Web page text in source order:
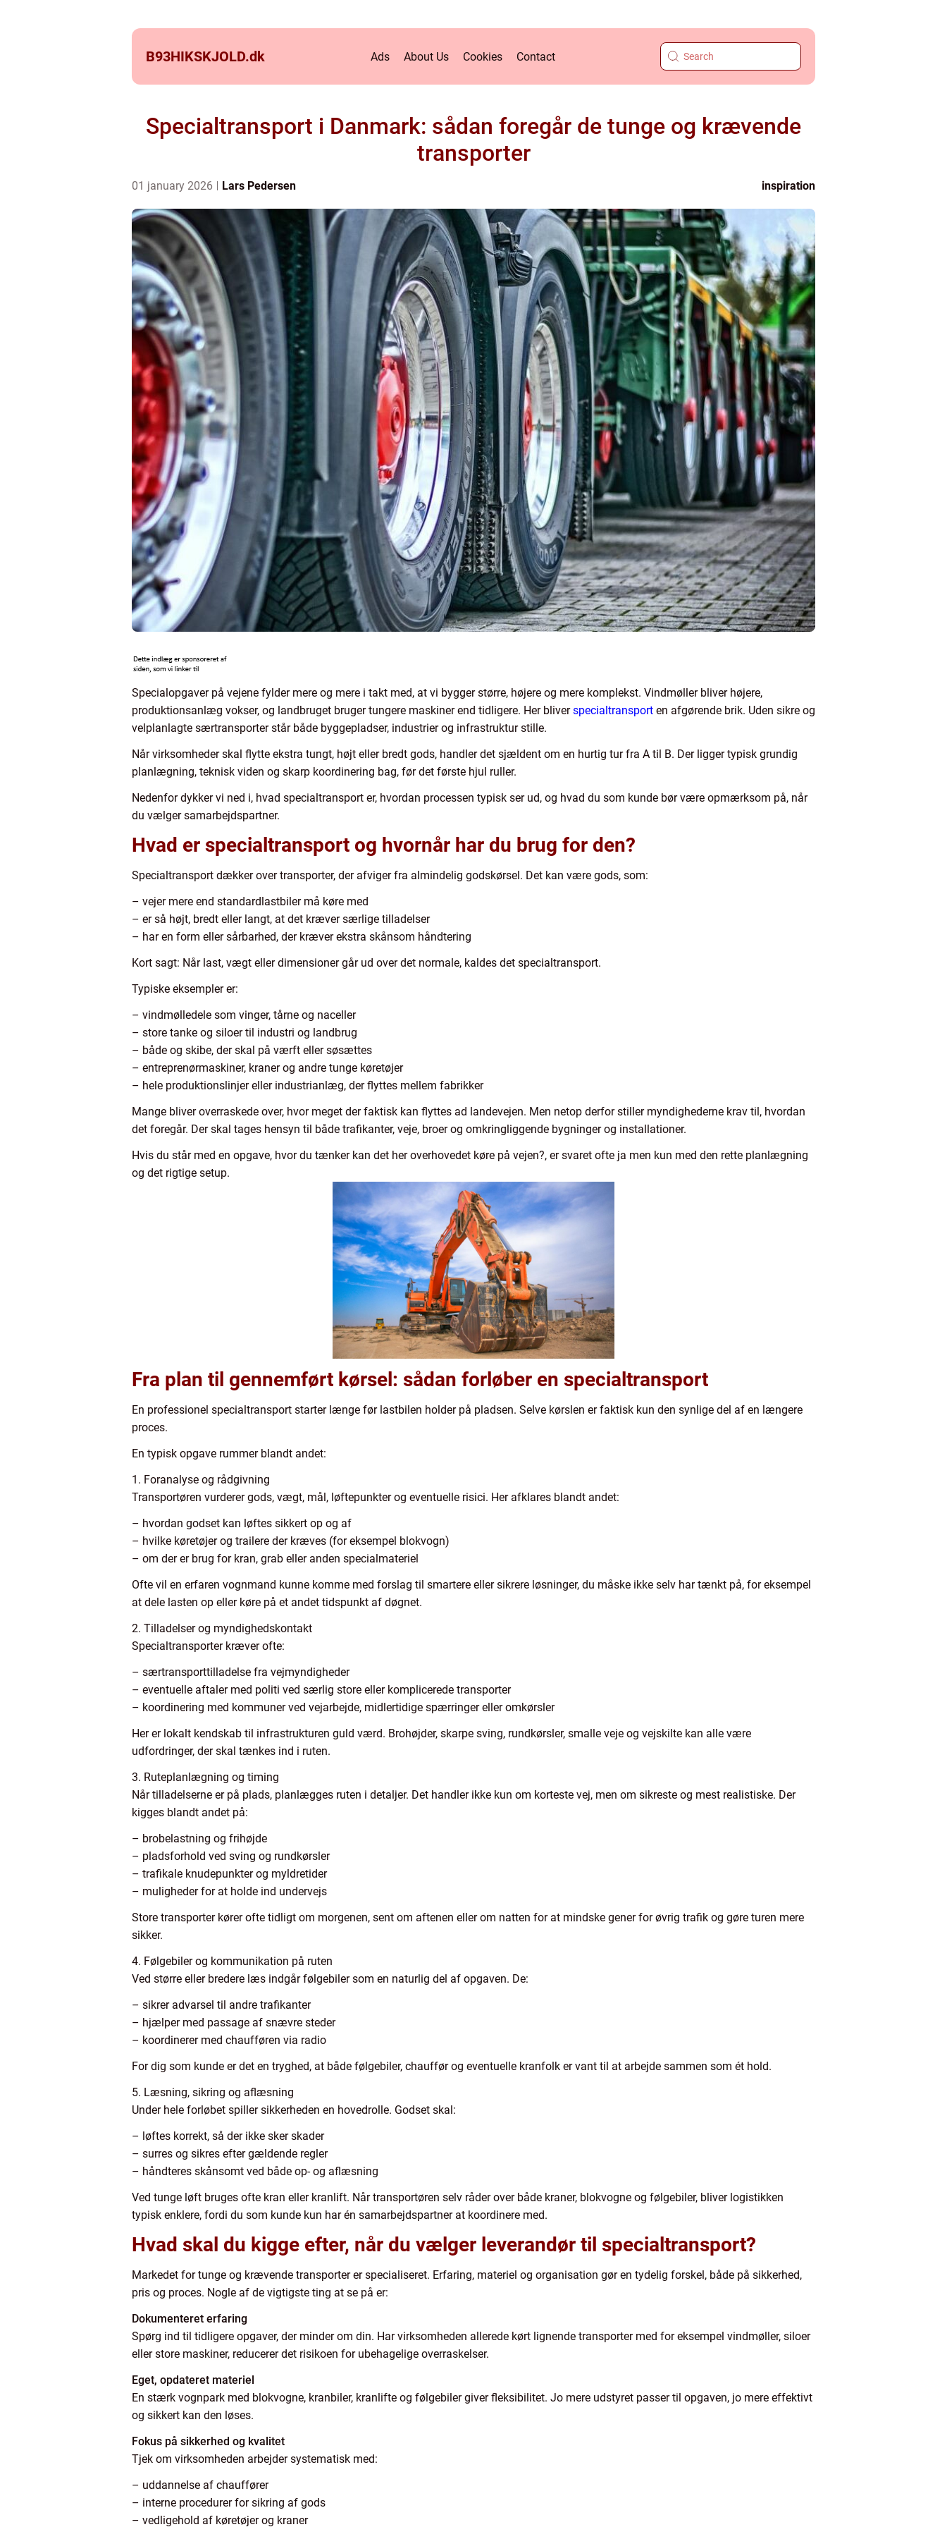
B93HIKSKJOLD.dk Ads About Us Cookies Contact
Specialtransport i Danmark: sådan foregår de tunge og krævende
transporter
01 january 2026 Lars Pedersen inspiration
Specialopgaver på vejene fylder mere og mere i takt med, at vi bygger større, højere og mere komplekst. Vindmøller bliver højere,
produktionsanlæg vokser, og landbruget bruger tungere maskiner end tidligere. Her bliverspecialtransport en afgørende brik. Uden sikre og
velplanlagte særtransporter står både byggepladser, industrier og infrastruktur stille.
Når virksomheder skal flytte ekstra tungt, højt eller bredt gods, handler det sjældent om en hurtig tur fra A til B. Der ligger typisk grundig
planlægning, teknisk viden og skarp koordinering bag, før det første hjul ruller.
Nedenfor dykker vi ned i, hvad specialtransport er, hvordan processen typisk ser ud, og hvad du som kunde bør være opmærksom på, når
du vælger samarbejdspartner.
Hvad er specialtransport og hvornår har du brug for den?
Specialtransport dækker over transporter, der afviger fra almindelig godskørsel. Det kan være gods, som:
– vejer mere end standardlastbiler må køre med
– er så højt, bredt eller langt, at det kræver særlige tilladelser
– har en form eller sårbarhed, der kræver ekstra skånsom håndtering
Kort sagt: Når last, vægt eller dimensioner går ud over det normale, kaldes det specialtransport.
Typiske eksempler er:
– vindmølledele som vinger, tårne og naceller
– store tanke og siloer til industri og landbrug
– både og skibe, der skal på værft eller søsættes
– entreprenørmaskiner, kraner og andre tunge køretøjer
– hele produktionslinjer eller industrianlæg, der flyttes mellem fabrikker
Mange bliver overraskede over, hvor meget der faktisk kan flyttes ad landevejen. Men netop derfor stiller myndighederne krav til, hvordan
det foregår. Der skal tages hensyn til både trafikanter, veje, broer og omkringliggende bygninger og installationer.
Hvis du står med en opgave, hvor du tænker kan det her overhovedet køre på vejen?, er svaret ofte ja men kun med den rette planlægning
og det rigtige setup.
Fra plan til gennemført kørsel: sådan forløber en specialtransport
En professionel specialtransport starter længe før lastbilen holder på pladsen. Selve kørslen er faktisk kun den synlige del af en længere
proces.
En typisk opgave rummer blandt andet:
1. Foranalyse og rådgivning
Transportøren vurderer gods, vægt, mål, løftepunkter og eventuelle risici. Her afklares blandt andet:
– hvordan godset kan løftes sikkert op og af
– hvilke køretøjer og trailere der kræves (for eksempel blokvogn)
– om der er brug for kran, grab eller anden specialmateriel
Ofte vil en erfaren vognmand kunne komme med forslag til smartere eller sikrere løsninger, du måske ikke selv har tænkt på, for eksempel
at dele lasten op eller køre på et andet tidspunkt af døgnet.
2. Tilladelser og myndighedskontakt
Specialtransporter kræver ofte:
– særtransporttilladelse fra vejmyndigheder
– eventuelle aftaler med politi ved særlig store eller komplicerede transporter
– koordinering med kommuner ved vejarbejde, midlertidige spærringer eller omkørsler
Her er lokalt kendskab til infrastrukturen guld værd. Brohøjder, skarpe sving, rundkørsler, smalle veje og vejskilte kan alle være
udfordringer, der skal tænkes ind i ruten.
3. Ruteplanlægning og timing
Når tilladelserne er på plads, planlægges ruten i detaljer. Det handler ikke kun om korteste vej, men om sikreste og mest realistiske. Der
kigges blandt andet på:
– brobelastning og frihøjde
– pladsforhold ved sving og rundkørsler
– trafikale knudepunkter og myldretider
– muligheder for at holde ind undervejs
Store transporter kører ofte tidligt om morgenen, sent om aftenen eller om natten for at mindske gener for øvrig trafik og gøre turen mere
sikker.
4. Følgebiler og kommunikation på ruten
Ved større eller bredere læs indgår følgebiler som en naturlig del af opgaven. De:
– sikrer advarsel til andre trafikanter
– hjælper med passage af snævre steder
– koordinerer med chaufføren via radio
For dig som kunde er det en tryghed, at både følgebiler, chauffør og eventuelle kranfolk er vant til at arbejde sammen som ét hold.
5. Læsning, sikring og aflæsning
Under hele forløbet spiller sikkerheden en hovedrolle. Godset skal:
– løftes korrekt, så der ikke sker skader
– surres og sikres efter gældende regler
– håndteres skånsomt ved både op- og aflæsning
Ved tunge løft bruges ofte kran eller kranlift. Når transportøren selv råder over både kraner, blokvogne og følgebiler, bliver logistikken
typisk enklere, fordi du som kunde kun har én samarbejdspartner at koordinere med.
Hvad skal du kigge efter, når du vælger leverandør til specialtransport?
Markedet for tunge og krævende transporter er specialiseret. Erfaring, materiel og organisation gør en tydelig forskel, både på sikkerhed,
pris og proces. Nogle af de vigtigste ting at se på er:
Dokumenteret erfaring
Spørg ind til tidligere opgaver, der minder om din. Har virksomheden allerede kørt lignende transporter med for eksempel vindmøller, siloer
eller store maskiner, reducerer det risikoen for ubehagelige overraskelser.
Eget, opdateret materiel
En stærk vognpark med blokvogne, kranbiler, kranlifte og følgebiler giver fleksibilitet. Jo mere udstyret passer til opgaven, jo mere effektivt
og sikkert kan den løses.
Fokus på sikkerhed og kvalitet
Tjek om virksomheden arbejder systematisk med:
– uddannelse af chauffører
– interne procedurer for sikring af gods
– vedligehold af køretøjer og kraner